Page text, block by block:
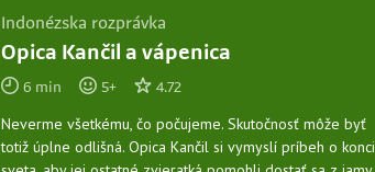
Indonézska rozprávka
Opica Kančil a vápenica
6 min 5+ 4.72
Neverme všetkému, čo počujeme. Skutočnosť môže byť
totiž úplne odlišná. Opica Kančil si vymyslí príbeh o konci